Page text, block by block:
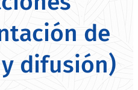
de
difusión)